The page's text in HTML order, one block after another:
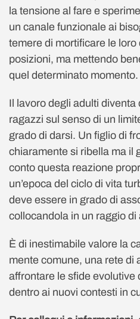
la tensione al fare e
un canale funzionale ai
temere di mortificare le loro
posizioni, ma mettendo
quel determinato momento.
Il lavoro degli adulti
ragazzi sul senso di un
grado di darsi. Un figlio di
chiaramente si ribella ma il
conto questa reazione
un’epoca del ciclo di vita
deve essere in grado di
collocandola in un raggio di
È di inestimabile valore la
mente comune, una rete di
affrontare le sfide evolutive
dentro ai nuovi contesti in